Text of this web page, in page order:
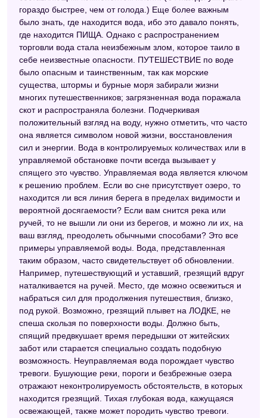
Сонник Азара
Славянский сонник
гораздо быстрее, чем от голода.) Еще более важным
было знать, где находится вода, ибо это давало понять,
где находится ПИЩА. Однако с распространением
торговли вода стала неизбежным злом, которое таило в
себе неизвестные опасности. ПУТЕШЕСТВИЕ по воде
было опасным и таинственным, так как морские
существа, штормы и бурные моря забирали жизни
многих путешественников; загрязненная вода поражала
скот и распространяла болезни. Подчеркивая
положительный взгляд на воду, нужно отметить, что часто
она является символом новой жизни, восстановления
сил и энергии. Вода в контролируемых количествах или в
управляемой обстановке почти всегда вызывает у
спящего это чувство. Управляемая вода является ключом
к решению проблем. Если во сне присутствует озеро, то
находится ли вся линия берега в пределах видимости и
вероятной досягаемости? Если вам снится река или
ручей, то не вышли ли они из берегов, и можно ли их, на
ваш взгляд, преодолеть обычными способами? Это все
примеры управляемой воды. Вода, представленная
таким образом, часто свидетельствует об обновлении.
Например, путешествующий и уставший, грезящий вдруг
наталкивается на ручей. Место, где можно освежиться и
набраться сил для продолжения путешествия, близко,
под рукой. Возможно, грезящий плывет на ЛОДКЕ, не
спеша скользя по поверхности воды. Должно быть,
спящий предвкушает время передышки от житейских
забот или старается специально создать подобную
возможность. Неуправляемая вода порождает чувство
тревоги. Бушующие реки, пороги и безбрежные озера
отражают неконтролируемость обстоятельств, в которых
находится грезящий. Тихая глубокая вода, кажущаяся
освежающей, также может породить чувство тревоги.